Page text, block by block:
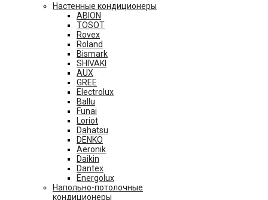
Настенные кондиционеры
ABION
TOSOT
Rovex
Roland
Bismark
SHIVAKI
AUX
GREE
Electrolux
Ballu
Funai
Loriot
Dahatsu
DENKO
Aeronik
Daikin
Dantex
Energolux
Напольно-потолочные
кондиционеры